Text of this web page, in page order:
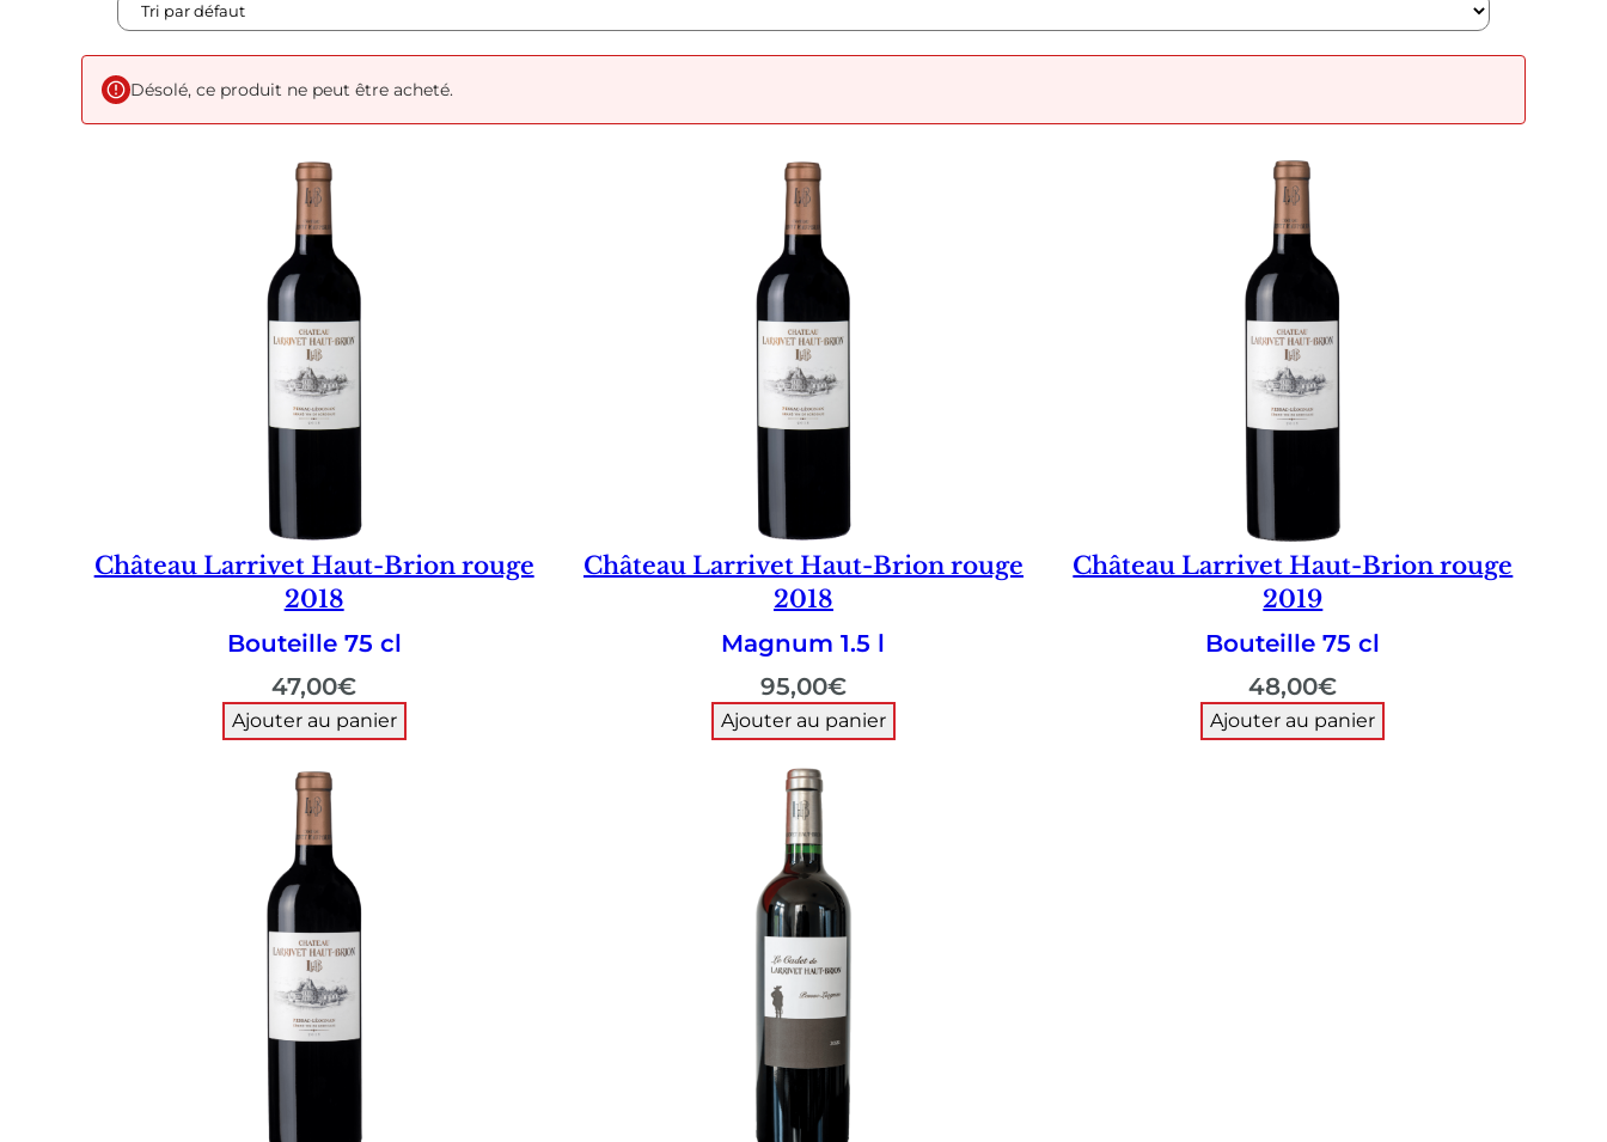
Désolé, ce produit ne peut être acheté.
Château Larrivet Haut-Brion rouge
2018
Bouteille 75 cl
47,00€
Ajouter au panier
Château Larrivet Haut-Brion rouge
2018
Magnum 1.5 l
95,00€
Ajouter au panier
Château Larrivet Haut-Brion rouge
2019
Bouteille 75 cl
48,00€
Ajouter au panier